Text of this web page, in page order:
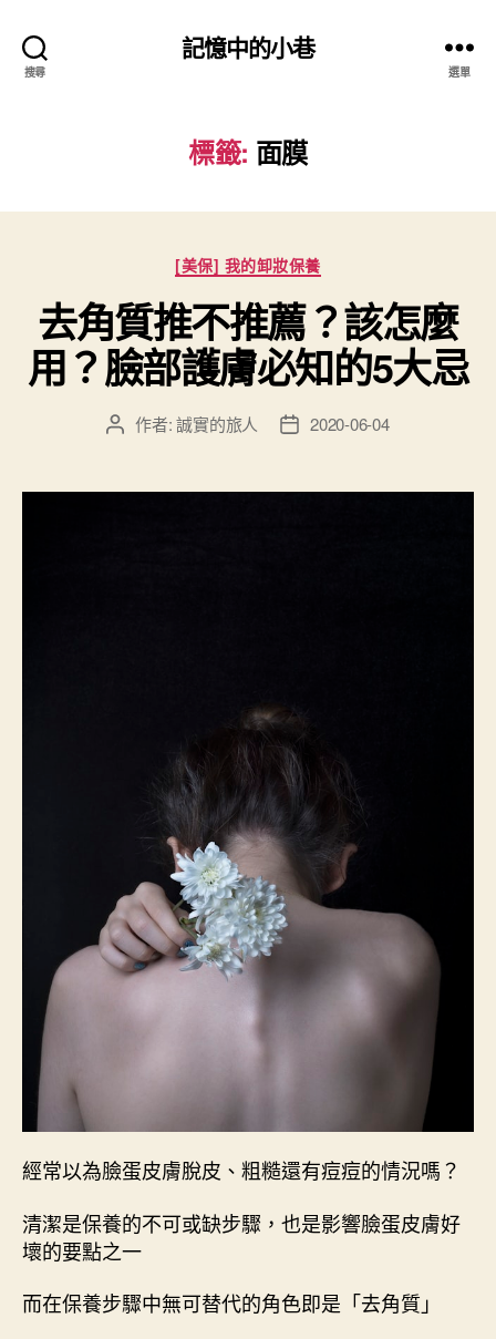
搜尋
記憶中的小巷
選單
標籤: 面膜
分
類
[美保] 我的卸妝保養
去角質推不推薦？該怎麼
用？臉部護膚必知的5大忌
文
者
作者:誠實的旅人
文
佈
2020-06-04
經常以為臉蛋皮膚脫皮、粗糙還有痘痘的情況嗎？
清潔是保養的不可或缺步驟，也是影響臉蛋皮膚好
壞的要點之一
而在保養步驟中無可替代的角色即是「去角質」